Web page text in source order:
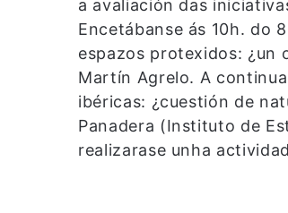
a avaliación das
Encetábanse ás 10h. do
espazos protexidos: ¿un
Martín Agrelo. A
ibéricas: ¿cuestión de
Panadera (Instituto de
realizarase unha